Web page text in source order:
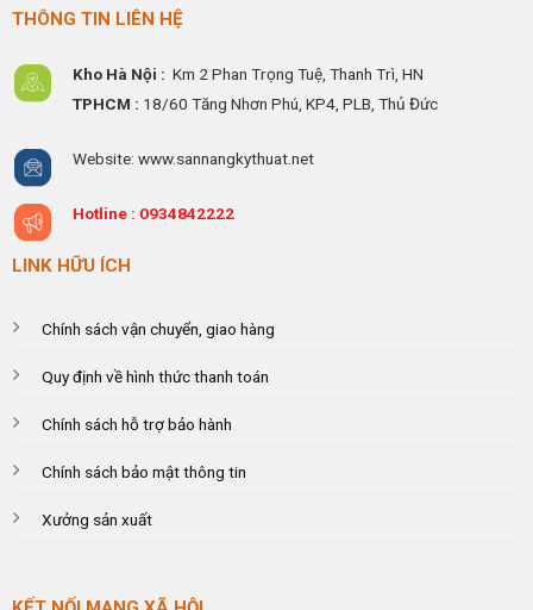
THÔNG TIN LIÊN HỆ
Kho Hà Nội : Km 2 Phan Trọng Tuệ, Thanh Trì, HN
TPHCM : 18/60 Tăng Nhơn Phú, KP4, PLB, Thủ Đức
Website: www.sannangkythuat.net
Hotline : 0934842222
LINK HỮU ÍCH
Chính sách vận chuyển, giao hàng
Quy định về hình thức thanh toán
Chính sách hỗ trợ bảo hành
Chính sách bảo mật thông tin
Xưởng sản xuất